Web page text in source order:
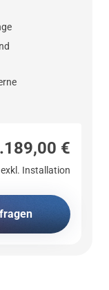
€
exkl. Installation